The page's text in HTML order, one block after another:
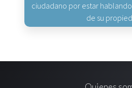
ciudadano por estar
de su